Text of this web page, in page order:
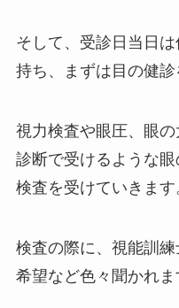
そして、受診日当日
持ち、まずは目の健
視力検査や眼圧、眼
診断で受けるような
検査を受けていきます
検査の際に、視能訓
希望など色々聞かれま